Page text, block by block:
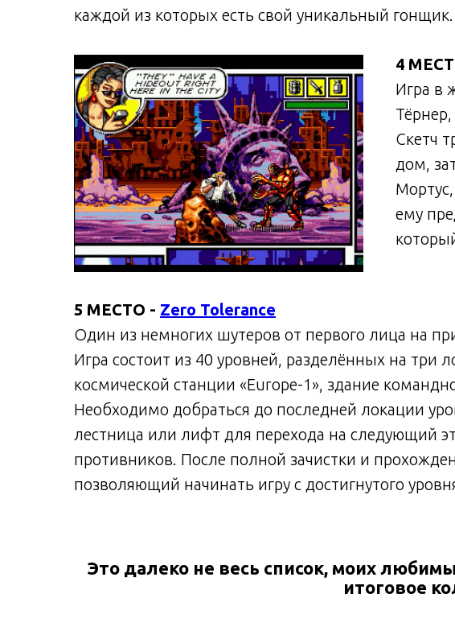
каждой из которых есть свой уникальный гонщик.
4
Игра в
Скетч
дом,
ему
5 МЕСТО - Zero Tolerance
Один из немногих шутеров от первого лица на
Игра состоит из 40 уровней, разделённых на три
космической станции «Europe-1», здание
Необходимо добраться до последней локации
лестница или лифт для перехода на следующий
противников. После полной зачистки и
позволяющий начинать игру с достигнутого
Это далеко не весь список, моих
итоговое